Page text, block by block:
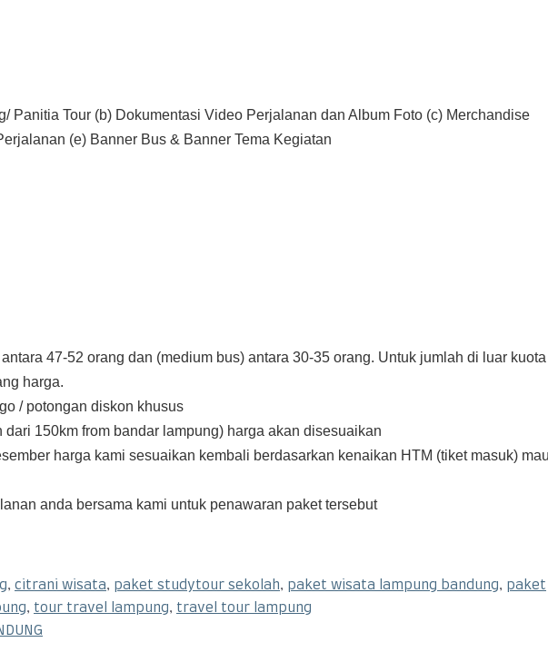
Panitia Tour (b) Dokumentasi Video Perjalanan dan Album Foto (c) Merchandise
(e) Banner Bus & Banner Tema Kegiatan
47-52 orang dan (medium bus) antara 30-35 orang. Untuk jumlah di luar kuota
harga.
/ potongan diskon khusus
150km from bandar lampung) harga akan disesuaikan
harga kami sesuaikan kembali berdasarkan kenaikan HTM (tiket masuk)
anda bersama kami untuk penawaran paket tersebut
, citrani wisata, paket studytour sekolah, paket wisata lampung bandung, paket
, tour travel lampung, travel tour lampung